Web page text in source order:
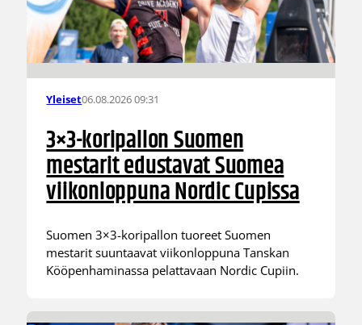
Yleiset06.08.2026 09:31
3×3-koripallon Suomen
mestarit edustavat Suomea
viikonloppuna Nordic Cupissa
Suomen 3×3-koripallon tuoreet Suomen
mestarit suuntaavat viikonloppuna Tanskan
Kööpenhaminassa pelattavaan Nordic Cupiin.